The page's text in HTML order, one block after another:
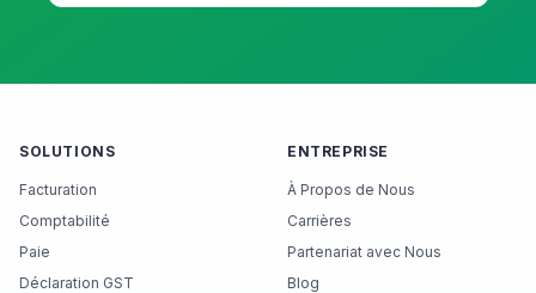
SOLUTIONS
Facturation
Comptabilité
Paie
Déclaration GST
ENTREPRISE
À Propos de Nous
Carrières
Partenariat avec Nous
Blog